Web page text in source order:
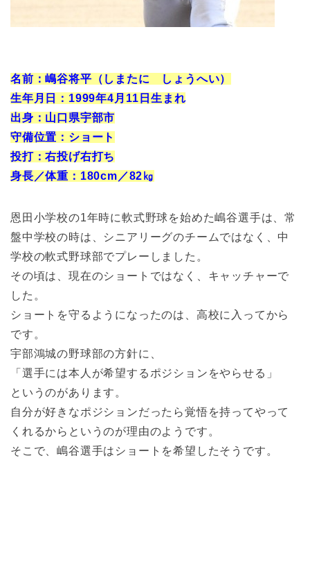
名前：嶋谷将平（しまたに しょうへい）
生年月日：1999年4月11日生まれ
出身：山口県宇部市
守備位置：ショート
投打：右投げ右打ち
身長／体重：180cm／82㎏
恩田小学校の1年時に軟式野球を始めた嶋谷選手は、常
盤中学校の時は、シニアリーグのチームではなく、中
学校の軟式野球部でプレーしました。
その頃は、現在のショートではなく、キャッチャーで
した。
ショートを守るようになったのは、高校に入ってから
です。
宇部鴻城の野球部の方針に、
「選手には本人が希望するポジションをやらせる」
というのがあります。
自分が好きなポジションだったら覚悟を持ってやって
くれるからというのが理由のようです。
そこで、嶋谷選手はショートを希望したそうです。